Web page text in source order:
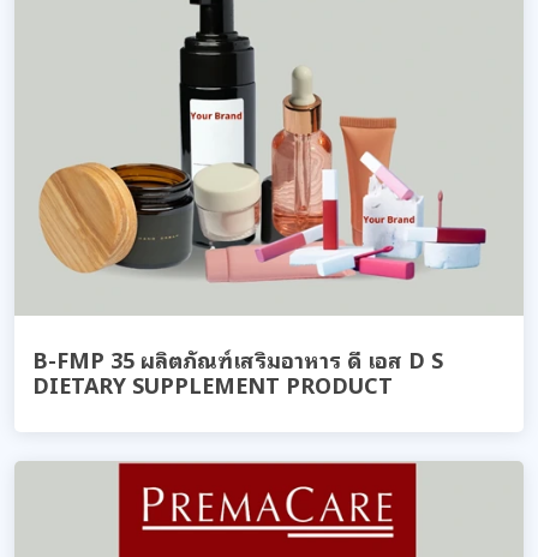
B-FMP 35 ผลิตภัณฑ์เสริมอาหาร ดี เอส D S
DIETARY SUPPLEMENT PRODUCT